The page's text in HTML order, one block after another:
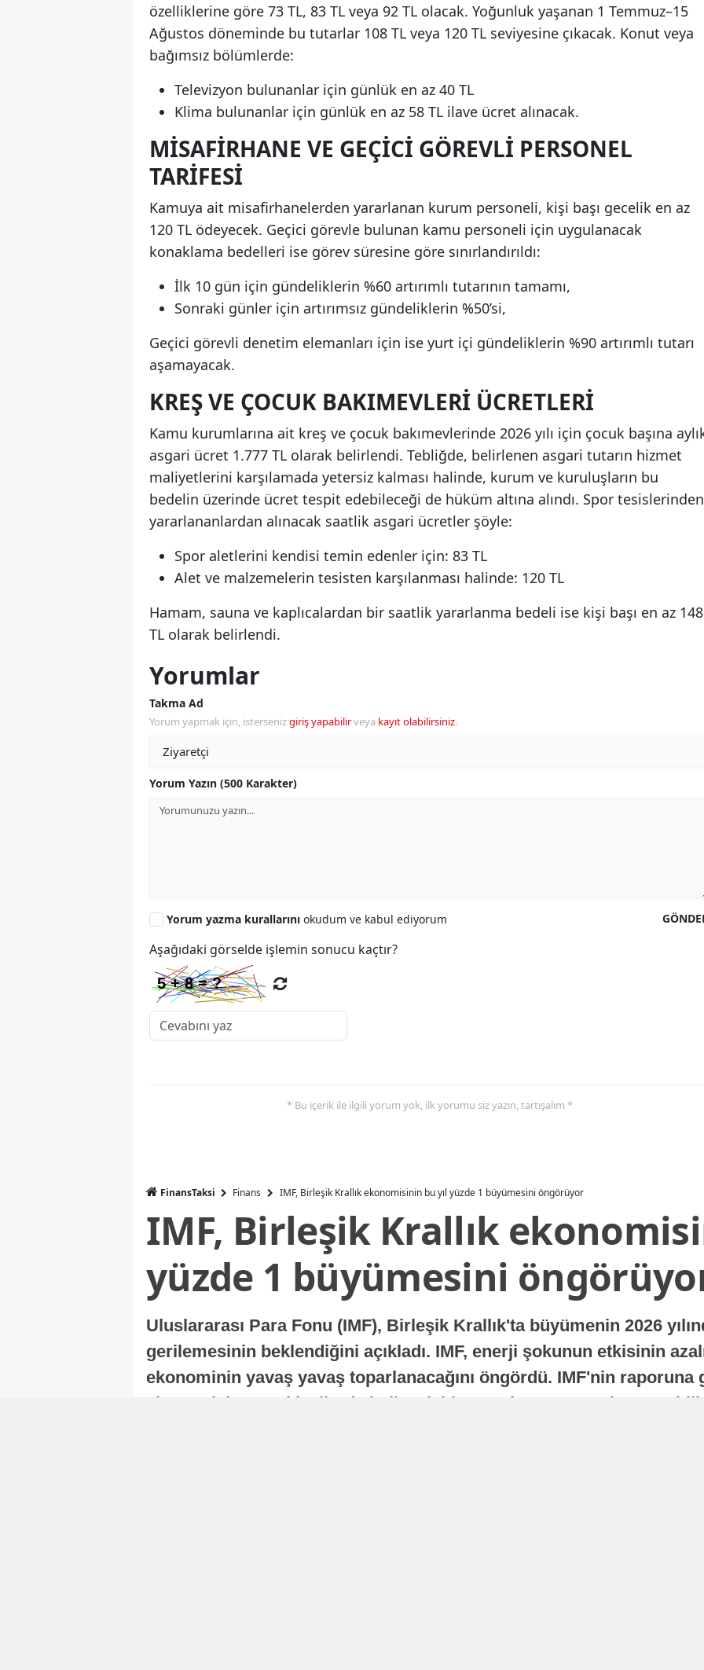
özelliklerine göre 73 TL, 83 TL veya 92 TL olacak. Yoğunluk yaşanan 1 Temmuz–15
Ağustos döneminde bu tutarlar 108 TL veya 120 TL seviyesine çıkacak. Konut veya
bağımsız bölümlerde:
Televizyon bulunanlar için günlük en az 40 TL
Klima bulunanlar için günlük en az 58 TL ilave ücret alınacak.
MISAFIRHANE VE GEÇICI GÖREVLI PERSONEL
TARIFESI
Kamuya ait misafirhanelerden yararlanan kurum personeli, kişi başı gecelik en az
120 TL ödeyecek. Geçici görevle bulunan kamu personeli için uygulanacak
konaklama bedelleri ise görev süresine göre sınırlandırıldı:
İlk 10 gün için gündeliklerin %60 artırımlı tutarının tamamı,
Sonraki günler için artırımsız gündeliklerin %50’si,
Geçici görevli denetim elemanları için ise yurt içi gündeliklerin %90 artırımlı tutarı
aşamayacak.
KREŞ VE ÇOCUK BAKIMEVLERI ÜCRETLERI
Kamu kurumlarına ait kreş ve çocuk bakımevlerinde 2026 yılı için çocuk başına
asgari ücret 1.777 TL olarak belirlendi. Tebliğde, belirlenen asgari tutarın hizmet
maliyetlerini karşılamada yetersiz kalması halinde, kurum ve kuruluşların bu
bedelin üzerinde ücret tespit edebileceği de hüküm altına alındı. Spor tesislerinden
yararlananlardan alınacak saatlik asgari ücretler şöyle:
Spor aletlerini kendisi temin edenler için: 83 TL
Alet ve malzemelerin tesisten karşılanması halinde: 120 TL
Hamam, sauna ve kaplıcalardan bir saatlik yararlanma bedeli ise kişi başı en az 148
TL olarak belirlendi.
Yorumlar
Takma Ad
Yorum yapmak için, istersenizgiriş yapabilirveya kayıt olabilirsiniz.
Yorum Yazın (500 Karakter)
Yorum yazma kurallarını okudum ve kabul ediyorum
Aşağıdaki görselde işlemin sonucu kaçtır?
* Bu içerik ile ilgili yorum yok, ilk yorumu siz yazın, tartışalım *
FinansTaksi Finans IMF, Birleşik Krallık ekonomisinin bu yıl yüzde 1 büyümesini öngörüyor
IMF, Birleşik Krallık
yüzde 1 büyümesini
Uluslararası Para Fonu (IMF), Birleşik Krallık'ta büyümenin 2026
gerilemesinin beklendiğini açıkladı. IMF, enerji şokunun etkisinin
ekonominin yavaş yavaş toparlanacağını öngördü. IMF'nin raporuna
ekonomisi, sonraki yıllarda istikrarlı bir toparlanma süreci